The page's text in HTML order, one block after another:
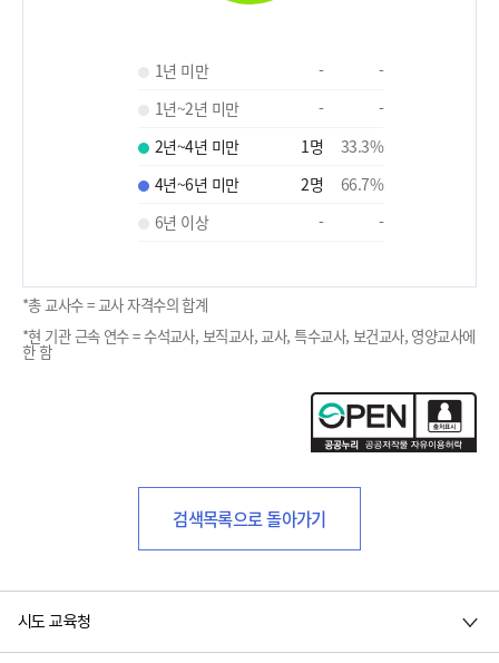
1년 미만 -
-
1년~2년 미만
-
-
2년~4년 미만
1명 33.3%
4년~6년 미만
2명 66.7%
6년 이상
- -
*총 교사수 = 교사 자격수의 합계
*현 기관 근속 연수 = 수석교사, 보직교사, 교사, 특수교사, 보건교사, 영양교사에
한 함
검색목록으로 돌아가기
시도 교육청